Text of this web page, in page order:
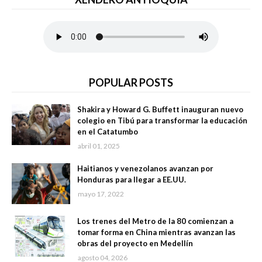
POPULAR POSTS
Shakira y Howard G. Buffett inauguran nuevo
colegio en Tibú para transformar la educación
en el Catatumbo
abril 01, 2025
Haitianos y venezolanos avanzan por
Honduras para llegar a EE.UU.
mayo 17, 2022
Los trenes del Metro de la 80 comienzan a
tomar forma en China mientras avanzan las
obras del proyecto en Medellín
agosto 04, 2026